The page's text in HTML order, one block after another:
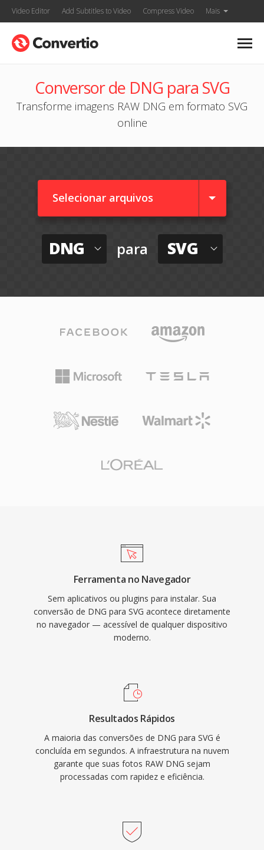
Video Editor Add Subtitles to Video Compress Video Mais
Conversor de DNG para SVG
Transforme imagens RAW DNG em formato SVG
online
Selecionar arquivos
DNG para SVG
Ferramenta no Navegador
Sem aplicativos ou plugins para instalar. Sua
conversão de DNG para SVG acontece diretamente
no navegador — acessível de qualquer dispositivo
moderno.
Resultados Rápidos
A maioria das conversões de DNG para SVG é
concluída em segundos. A infraestrutura na nuvem
garante que suas fotos RAW DNG sejam
processadas com rapidez e eficiência.